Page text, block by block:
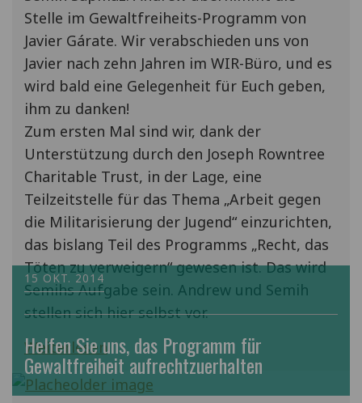
Stelle im Gewaltfreiheits-Programm von
Javier Gárate. Wir verabschieden uns von
Javier nach zehn Jahren im WIR-Büro, und es
wird bald eine Gelegenheit für Euch geben,
ihm zu danken!
Zum ersten Mal sind wir, dank der
Unterstützung durch den Joseph Rowntree
Charitable Trust, in der Lage, eine
Teilzeitstelle für das Thema „Arbeit gegen
die Militarisierung der Jugend“ einzurichten,
das bislang Teil des Programms „Recht, das
Töten zu verweigern“ gewesen ist. Das wird
Semihs Aufgabe sein. Andrew und Semih
stellen sich hier selbst vor.
Weiterlesen
15 OKT. 2014
Helfen Sie uns, das Programm für
Gewaltfreiheit aufrechtzuerhalten